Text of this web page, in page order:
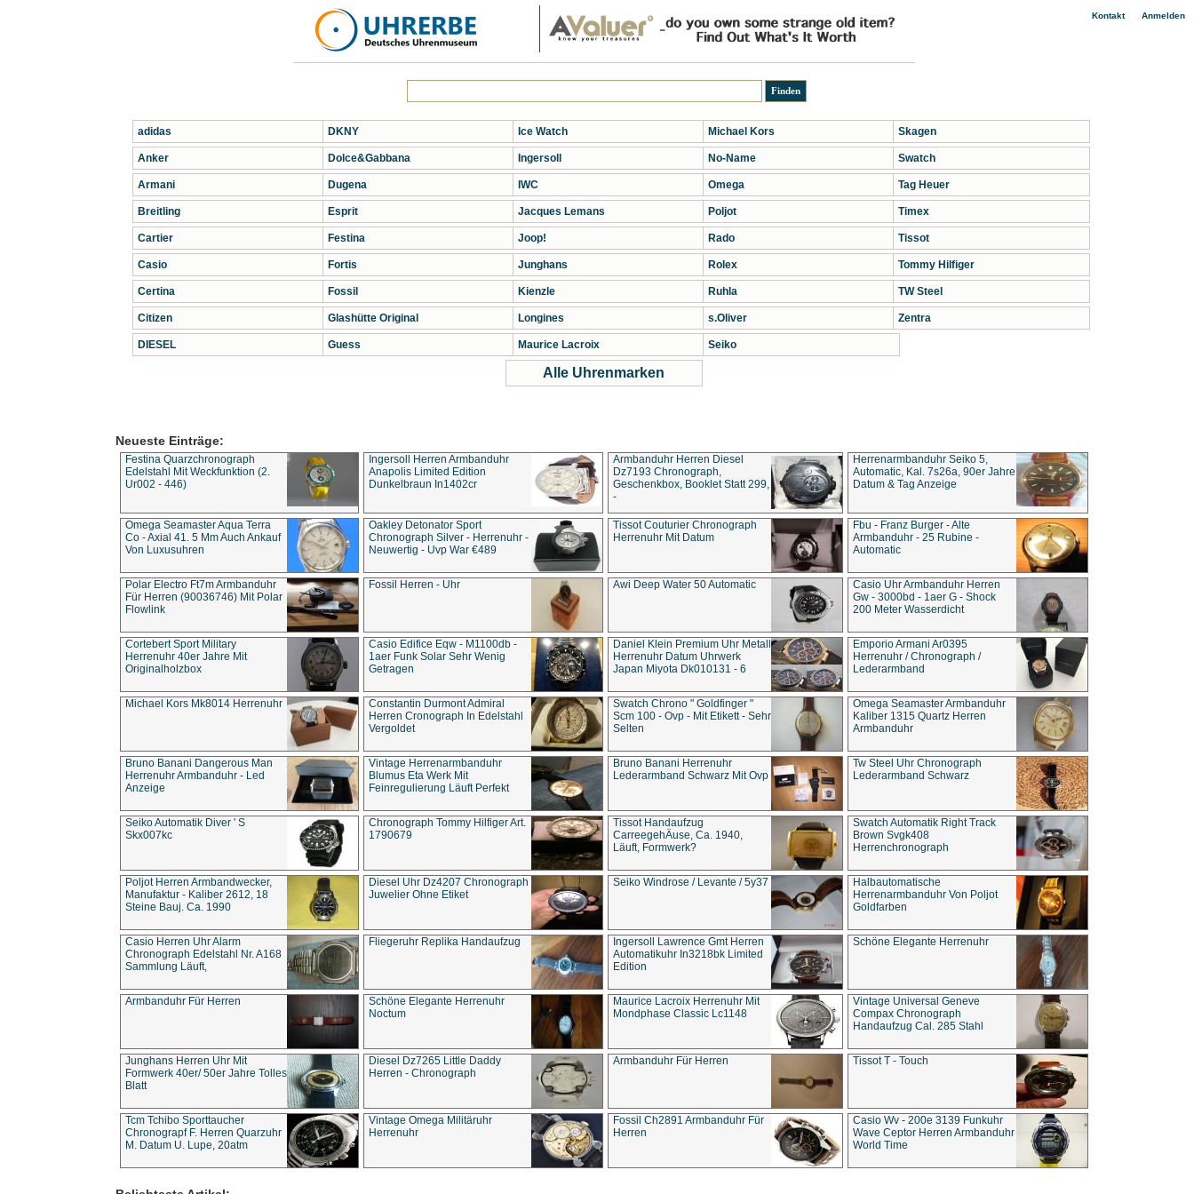
Kontakt| Anmelden
adidas
Anker
Armani
Breitling
Cartier
Casio
Certina
Citizen
DIESEL
DKNY
Dolce&Gabbana
Dugena
Esprit
Festina
Fortis
Fossil
Glashütte Original
Guess
Ice Watch
Ingersoll
IWC
Jacques Lemans
Joop!
Junghans
Kienzle
Longines
Maurice Lacroix
Michael Kors
No-Name
Omega
Poljot
Rado
Rolex
Ruhla
s.Oliver
Seiko
Skagen
Swatch
Tag Heuer
Timex
Tissot
Tommy Hilfiger
TW Steel
Zentra
Alle Uhrenmarken
Neueste Einträge:
Festina Quarzchronograph
Edelstahl Mit Weckfunktion (2.
Ur002 - 446)
Ingersoll Herren Armbanduhr
Anapolis Limited Edition
Dunkelbraun In1402cr
Armbanduhr Herren Diesel
Dz7193 Chro­no­graph,
Geschenkbox, Booklet Statt 299,
-
Herrenarmbanduhr Seiko 5,
Automatic, Kal. 7s26a, 90er Jahre
Datum & Tag Anzeige
Omega Seamaster Aqua Terra
Co - Axial 41. 5 Mm Auch Ankauf
Von Luxusuhren
Oakley Detonator Sport
Chronograph Silver - Herrenuhr -
Neuwertig - Uvp War €489
Tissot Couturier Chronograph
Herrenuhr Mit Datum
Fbu - Franz Burger - Alte
Armbanduhr - 25 Rubine -
Automatic
Polar Electro Ft7m Armbanduhr
Für Herren (90036746) Mit Polar
Flowlink
Fossil Herren - Uhr Awi Deep Water 50 Automatic
Casio Uhr Armbanduhr Herren
Gw - 3000bd - 1aer G - Shock
200 Meter Wasserdicht
Cortebert Sport Military
Herrenuhr 40er Jahre Mit
Originalholzbox
Casio Edifice Eqw - M1100db -
1aer Funk Solar Sehr Wenig
Getragen
Daniel Klein Premium Uhr Metall
Herrenuhr Datum Uhrwerk
Japan Miyota Dk010131 - 6
Emporio Armani Ar0395
Herrenuhr / Chronograph /
Lederarmband
Michael Kors Mk8014 Herrenuhr
Constantin Durmont Admiral
Herren Cronograph In Edelstahl
Vergoldet
Swatch Chrono " Goldfinger "
Scm 100 - Ovp - Mit Etikett - Sehr
Selten
Omega Seamaster Armbanduhr
Kaliber 1315 Quartz Herren
Armbanduhr
Bruno Banani Dangerous Man
Herrenuhr Armbanduhr - Led
Anzeige
Vintage Herrenarmbanduhr
Blumus Eta Werk Mit
Feinregulierung Läuft Perfekt
Bruno Banani Herrenuhr
Lederarmband Schwarz Mit Ovp
Tw Steel Uhr Chronograph
Lederarmband Schwarz
Seiko Automatik Diver ' S
Skx007kc
Chronograph Tommy Hilfiger Art.
1790679
Tissot Handaufzug
CarreegehÄuse, Ca. 1940,
Läuft, Formwerk?
Swatch Automatik Right Track
Brown Svgk408
Herrenchronograph
Poljot Herren Armbandwecker,
Manufaktur - Kaliber 2612, 18
Steine Bauj. Ca. 1990
Diesel Uhr Dz4207 Chronograph
Juwelier Ohne Etiket
Seiko Windrose / Levante / 5y37
Halbautomatische
Herrenarmbanduhr Von Poljot
Goldfarben
Casio Herren Uhr Alarm
Chronograph Edelstahl Nr. A168
Sammlung Läuft,
Fliegeruhr Replika Handaufzug
Ingersoll Lawrence Gmt Herren
Automatikuhr In3218bk Limited
Edition
Schöne Elegante Herrenuhr
Armbanduhr Für Herren
Schöne Elegante Herrenuhr
Noctum
Maurice Lacroix Herrenuhr Mit
Mondphase Classic Lc1148
Vintage Universal Geneve
Compax Chronograph
Handaufzug Cal. 285 Stahl
Junghans Herren Uhr Mit
Formwerk 40er/ 50er Jahre Tolles
Blatt
Diesel Dz7265 Little Daddy
Herren - Chronograph
Armbanduhr Für Herren Tissot T - Touch
Tcm Tchibo Sporttaucher
Chronograpf F. Herren Quarzuhr
M. Datum U. Lupe, 20atm
Vintage Omega Militäruhr
Herrenuhr
Fossil Ch2891 Armbanduhr Für
Herren
Casio Wv - 200e 3139 Funkuhr
Wave Ceptor Herren Armbanduhr
World Time